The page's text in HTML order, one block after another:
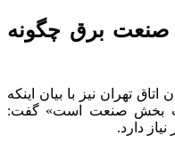
صنعت برق چگونه
تهران نیز با بیان اینکه
بخش صنعت است» گفت:
دارد.